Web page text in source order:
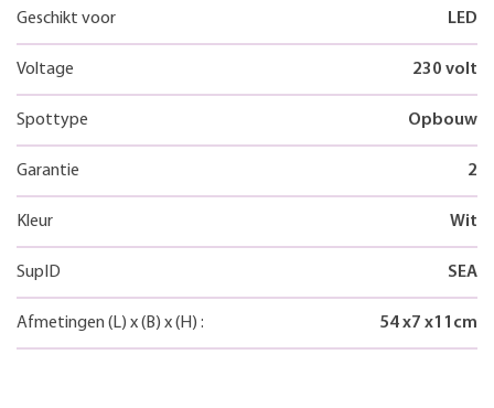
Geschikt voor LED
Voltage 230 volt
Spottype Opbouw
Garantie 2
Kleur Wit
SupID SEA
Afmetingen (L) x(B) x(H) : 54x7 x11 cm